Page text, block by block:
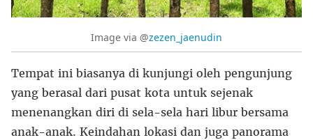
Image via @zezen_jaenudin
Tempat ini biasanya di kunjungi oleh pengunjung
yang berasal dari pusat kota untuk sejenak
menenangkan diri di sela-sela hari libur bersama
anak-anak. Keindahan lokasi dan juga panorama